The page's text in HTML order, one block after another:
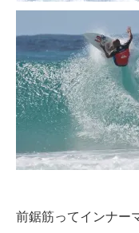
前鋸筋ってインナー